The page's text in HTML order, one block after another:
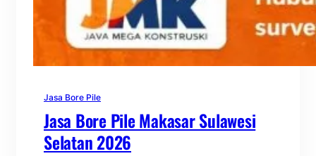
Jasa Bore Pile
Jasa Bore Pile Makasar Sulawesi
Selatan 2026